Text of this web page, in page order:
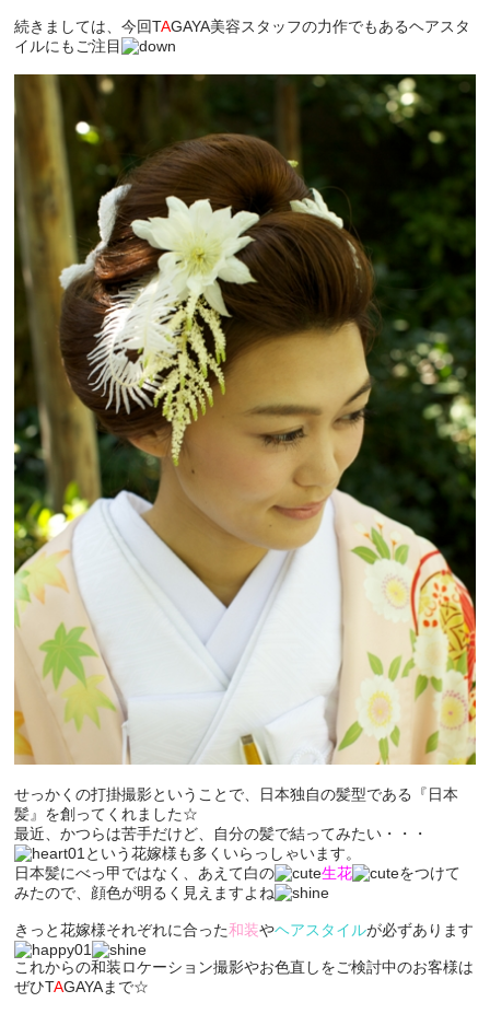
続きましては、今回TAGAYA美容スタッフの力作でもあるヘアスタ
イルにもご注目
せっかくの打掛撮影ということで、日本独自の髪型である
『日本
髪』 を創ってくれました☆
最近、かつらは苦手だけど、自分の髪で結ってみたい・・・
という花嫁様も多くいらっしゃいます。
日本髪にべっ甲ではなく、あえて白の
生花
をつけて
みたので、顔色が明るく見えますよね
きっと花嫁様それぞれに合った和装やヘアスタイルが必ずあります
これからの和装ロケーション撮影やお色直しをご検討中のお客様は
ぜひTAGAYAまで☆